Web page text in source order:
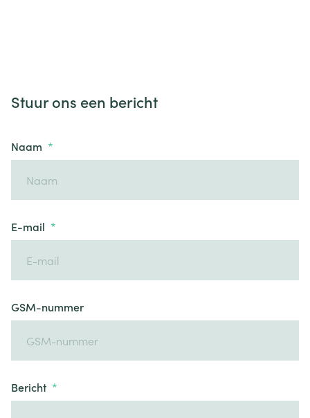
Stuur ons een bericht
Naam
E-mail
GSM-nummer
Bericht